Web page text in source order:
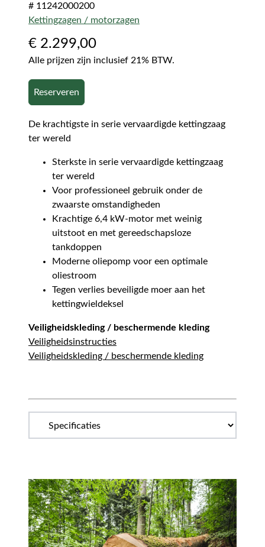
# 11242000200
Kettingzagen / motorzagen
€ 2.299,00
Alle prijzen zijn inclusief 21% BTW.
Reserveren
De krachtigste in serie vervaardigde kettingzaag
ter wereld
Sterkste in serie vervaardigde kettingzaag
ter wereld
Voor professioneel gebruik onder de
zwaarste omstandigheden
Krachtige 6,4 kW-motor met weinig
uitstoot en met gereedschapsloze
tankdoppen
Moderne oliepomp voor een optimale
oliestroom
Tegen verlies beveiligde moer aan het
kettingwieldeksel
Veiligheidskleding / beschermende kleding
Veiligheidsinstructies
Veiligheidskleding / beschermende kleding